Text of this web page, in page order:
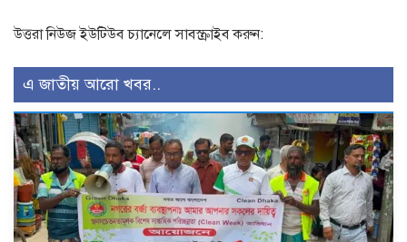
উত্তরা নিউজ ইউটিউব চ্যানেলে সাবস্ক্রাইব করুন:
এ জাতীয় আরো খবর..